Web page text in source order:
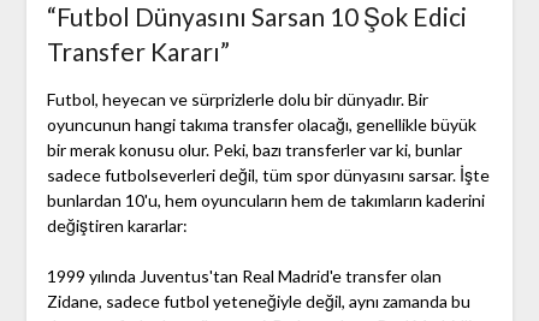
“Futbol Dünyasını Sarsan 10 Şok Edici
Transfer Kararı”
Futbol, heyecan ve sürprizlerle dolu bir dünyadır. Bir
oyuncunun hangi takıma transfer olacağı, genellikle büyük
bir merak konusu olur. Peki, bazı transferler var ki, bunlar
sadece futbolseverleri değil, tüm spor dünyasını sarsar. İşte
bunlardan 10'u, hem oyuncuların hem de takımların kaderini
değiştiren kararlar:
1999 yılında Juventus'tan Real Madrid'e transfer olan
Zidane, sadece futbol yeteneğiyle değil, aynı zamanda bu